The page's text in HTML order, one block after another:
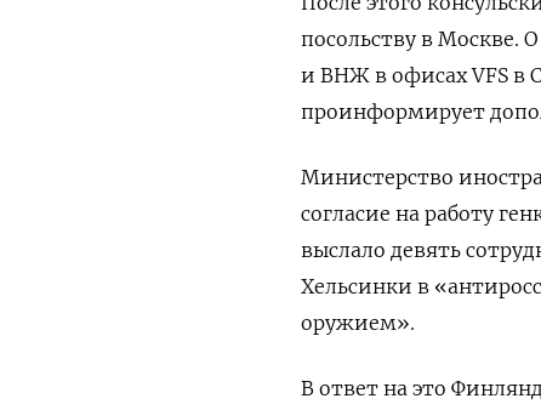
посольству в Москве.
и ВНЖ в офисах VFS в
проинформирует
Министерство
согласие на работу
выслало девять
Хельсинки в
оружием».
В ответ на это